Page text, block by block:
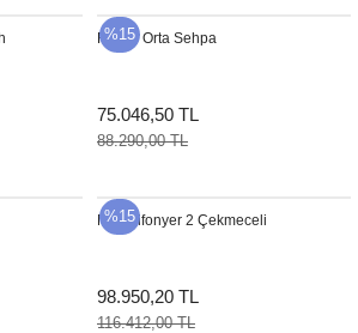
%15
Frame Orta Sehpa
75.046,50 TL
88.290,00 TL
%15
Max Şifonyer 2 Çekmeceli
98.950,20 TL
116.412,00 TL